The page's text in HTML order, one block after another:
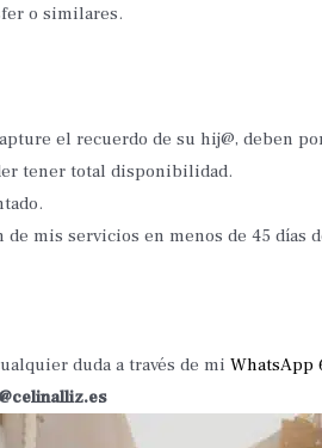
o similares.
el recuerdo de su hij@, deben
tener total disponibilidad.
mis servicios en menos de 45 días
duda a través de mi WhatsApp